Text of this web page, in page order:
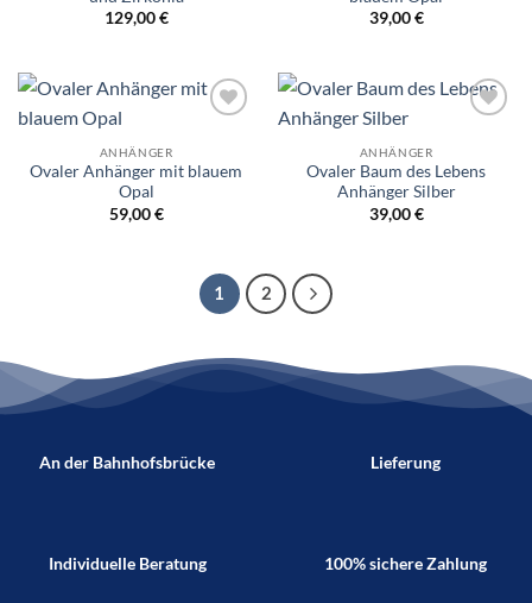
129,00€
39,00€
ANHÄNGER
Ovaler Anhänger mit blauem
Opal
59,00€
ANHÄNGER
Ovaler Baum des Lebens
Anhänger Silber
39,00€
1 2
An der Bahnhofsbrücke Lieferung
Individuelle Beratung 100% sichere Zahlung